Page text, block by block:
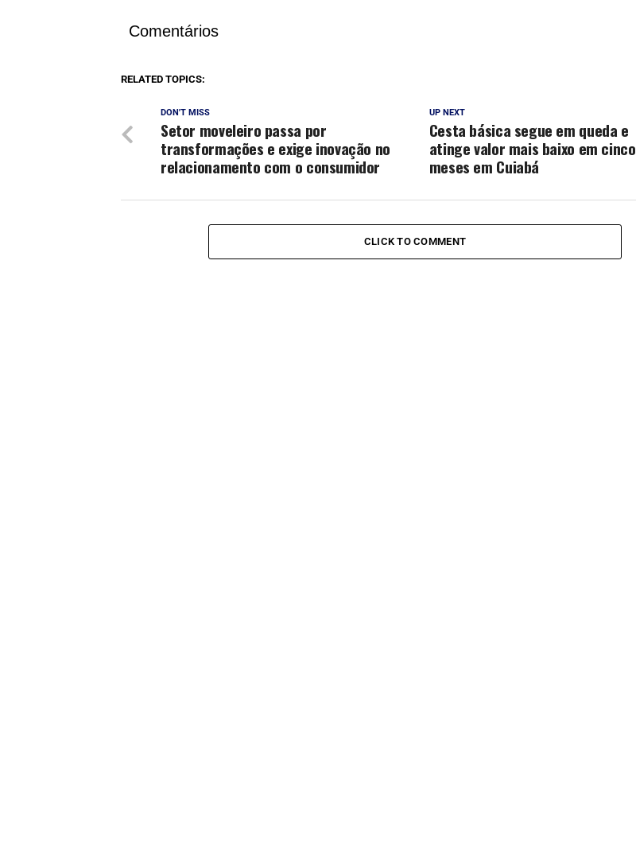
Comentários
RELATED TOPICS:
UP NEXT
Cesta básica segue em queda e
atinge valor mais baixo em cinco
meses em Cuiabá
DON'T MISS
Setor moveleiro passa por
transformações e exige inovação no
relacionamento com o consumidor
CLICK TO COMMENT